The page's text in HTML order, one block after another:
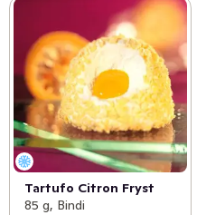
Tartufo Citron Fryst
85 g, Bindi